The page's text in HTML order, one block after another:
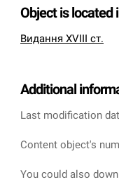
Object is located
Видання XVIII ст.
Additional
Last modification
Content object's
You could also